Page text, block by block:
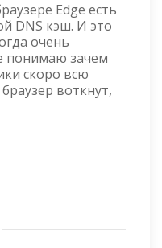
ОЧИСТИТЬ
DNS
КЭШ
БРАУЗЕРА
Edge есть
DNS кэш. И это
очень
понимаю зачем
скоро всю
воткнут,